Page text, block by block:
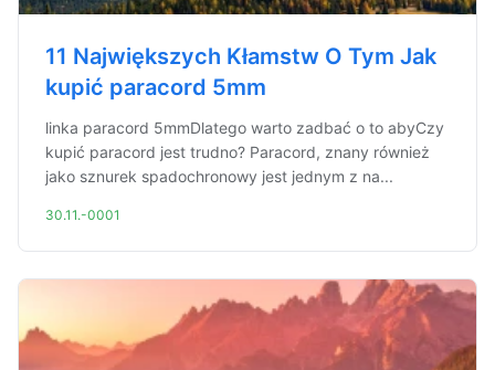
11 Największych Kłamstw O Tym Jak
kupić paracord 5mm
linka paracord 5mmDlatego warto zadbać o to abyCzy
kupić paracord jest trudno? Paracord, znany również
jako sznurek spadochronowy jest jednym z na...
30.11.-0001